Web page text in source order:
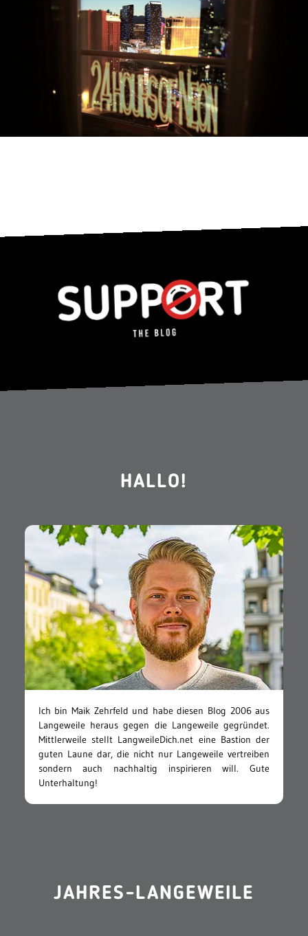
HALLO!
Ich bin Maik Zehrfeld und habe diesen Blog 2006 aus
Langeweile heraus gegen die Langeweile gegründet.
Mittlerweile stellt LangweileDich.net eine Bastion der
guten Laune dar, die nicht nur Langeweile vertreiben
sondern auch nachhaltig inspirieren will. Gute
Unterhaltung!
JAHRES-LANGEWEILE